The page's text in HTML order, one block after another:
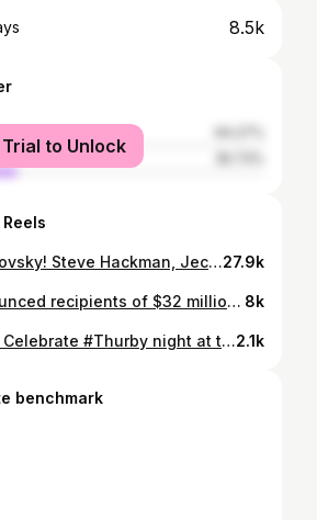
8.5k
to Unlock
Drake X. Tchaikovsky! Steve Hackman, Jecorey Arthur, India Carney, Malia Civetz, Mario Jose, Jackie Whitmill, Braylon Lacy, and the New World Symphony Fellows gave us such a spectacular night. Thanks so much for joining us and making this evening extra special! — ¡Drake X. Tchaikovsky! Steve Hackman, Jecorey Arthur, India Carney, Malia Civetz, Mario Jose, Jackie Whitmill, Braylon Lacy y los Fellows de New World Symphony nos brindaron una noche espectacular. ¡Muchas gracias por acompañarnos y hacer de esta noche algo mucho más especial!27.9k
Today we announced recipients of $32 million for permanent supportive housing. This will be housing that is forever affordable with social services on-site 24/7 helping people with disabilities. THANK YOU to the people who made this possible. 8k
Just announce! Celebrate #Thurby night at the The Bluegrass Ball, a homegrown event featuring the very best performers from the Bluegrass region and beyond. Featuring @amythystkiah , @jecoreyarthur , @bensollee and other surprise guests. Patrons are encouraged to wear their finest Appalachian-chic to walk the bluegrass carpet, enjoy special, cocktails, cigar bar featuring local cigar maker Gary Smith @garylokspremiumcigars , and dance under the spare parts chandelier. A portion of the proceeds will go to benefit @fund4thearts. Link in bio! Thanks to @cricketpress for coming through with great art again!2.1k
benchmark